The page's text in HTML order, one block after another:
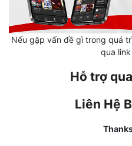
Dị Năng
Gia Đấu
Nếu gặp vấn đề gì trong quá
qua
Hỗ trợ
Liên Hệ